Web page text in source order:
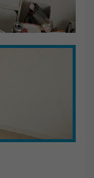
す。」
キらっきー岐阜